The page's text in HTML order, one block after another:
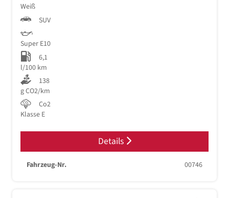
Weiß
SUV
Super E10
6,1
l/100 km
138
g CO2/km
Co2
Klasse E
Details
Fahrzeug-Nr. 00746